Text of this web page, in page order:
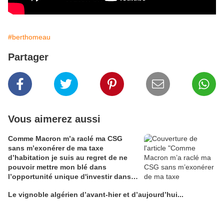
#berthomeau
Partager
Vous aimerez aussi
Comme Macron m’a raclé ma CSG
sans m’exonérer de ma taxe
d’habitation je suis au regret de ne
pouvoir mettre mon blé dans
l’opportunité unique d'investir dans
Alain Edouard
Le vignoble algérien d’avant-hier et d’aujourd’hui...